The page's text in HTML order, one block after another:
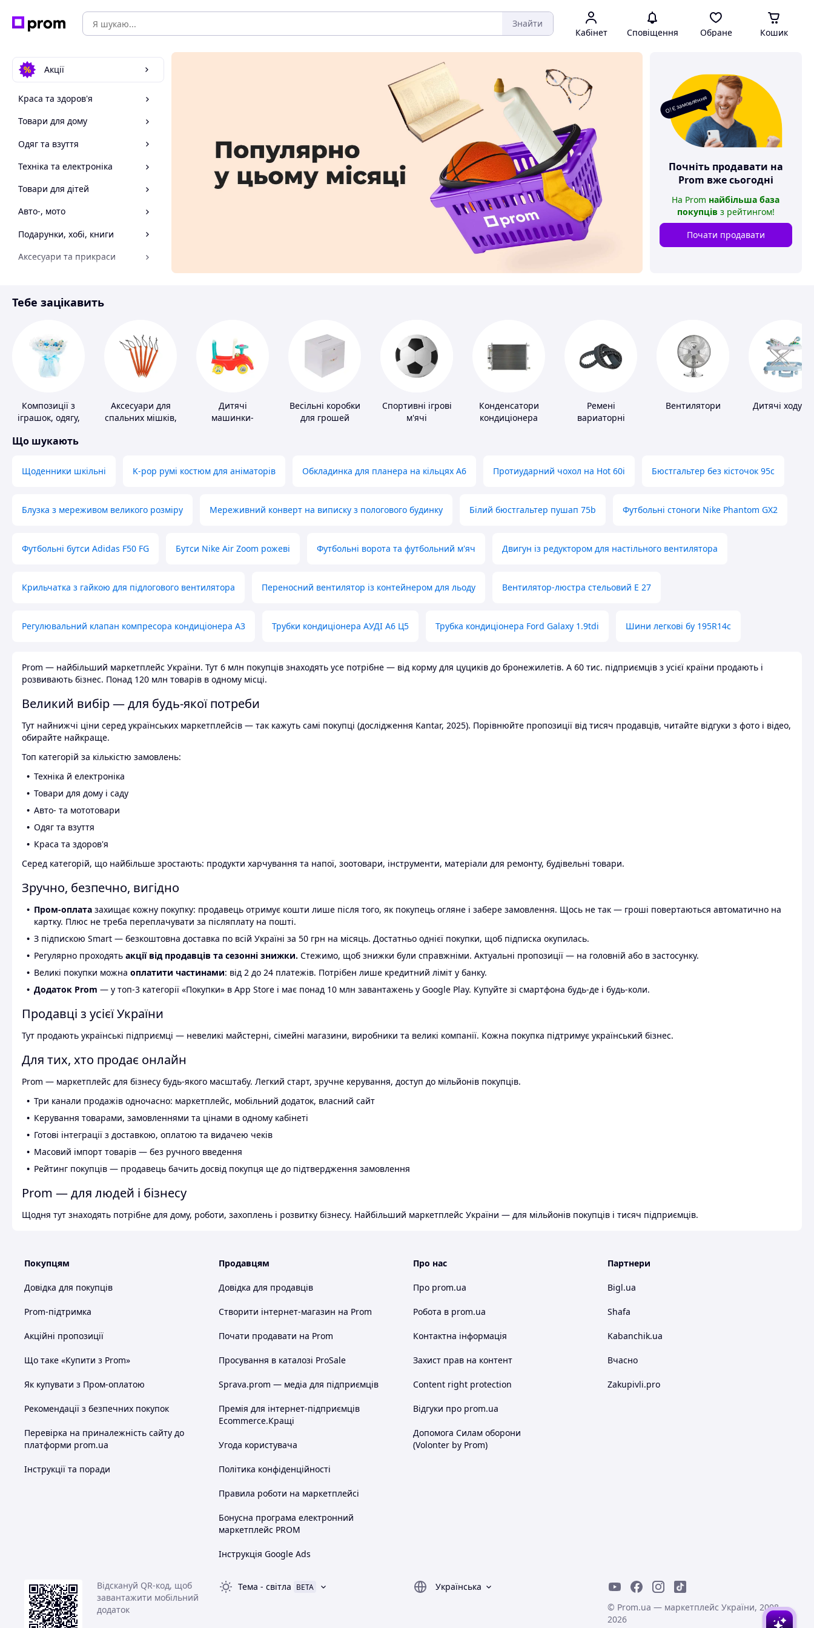
Знайти
Кабінет Сповіщення Обране Кошик
Акції
Краса та здоров'я
Товари для дому
Одяг та взуття
Техніка та електроніка
Товари для дітей
Авто-, мото
Подарунки, хобі, книги
Аксесуари та прикраси
Спорт і відпочинок
О! Є замовлення
Почніть продавати на
Prom вже сьогодні
На Prom найбільша база
покупців з рейтингом!
Почати продавати
Тебе зацікавить
Композиції з
іграшок, одягу,
Аксесуари для
спальних мішків,
Дитячі
машинки-
Весільні коробки
для грошей
Спортивні ігрові
м'ячі
Конденсатори
кондиціонера
Ремені
вариаторні
Вентилятори Дитячі
Що шукають
Щоденники шкільні K-pop румі костюм для аніматорів Обкладинка для планера на кільцях А6 Протиударний чохол на Hot 60i Бюстгальтер без кісточок 95с
Блузка з мереживом великого розміру Мереживний конверт на виписку з пологового будинку Білий бюстгальтер пушап 75b Футбольні стоноги Nike Phantom GX2
Футбольні бутси Adidas F50 FG Бутси Nike Air Zoom рожеві Футбольні ворота та футбольний м'яч Двигун із редуктором для настільного вентилятора
Крильчатка з гайкою для підлогового вентилятора Переносний вентилятор із контейнером для льоду Вентилятор-люстра стельовий E 27
Регулювальний клапан компресора кондиціонера А3 Трубки кондиціонера АУДІ А6 Ц5 Трубка кондиціонера Ford Galaxy 1.9tdi Шини легкові бу 195R14c
Prom — найбільший маркетплейс України. Тут 6 млн покупців знаходять усе потрібне — від корму для цуциків до бронежилетів. А 60 тис. підприємців з усієї країни продають і
розвивають бізнес. Понад 120 млн товарів в одному місці.
Великий вибір — для будь-якої потреби
Тут найнижчі ціни серед українських маркетплейсів — так кажуть самі покупці (дослідження Kantar, 2025). Порівнюйте пропозиції від тисяч продавців, читайте відгуки з фото і відео,
обирайте найкраще.
Топ категорій за кількістю замовлень:
Техніка й електроніка
Товари для дому і саду
Авто- та мототовари
Одяг та взуття
Краса та здоров'я
Серед категорій, що найбільше зростають: продукти харчування та напої, зоотовари, інструменти, матеріали для ремонту, будівельні товари.
Зручно, безпечно, вигідно
Пром-оплата захищає кожну покупку: продавець отримує кошти лише після того, як покупець огляне і забере замовлення. Щось не так — гроші повертаються автоматично на
картку. Плюс не треба переплачувати за післяплату на пошті.
З підпискою Smart — безкоштовна доставка по всій Україні за 50 грн на місяць. Достатньо однієї покупки, щоб підписка окупилась.
Регулярно проходять акції від продавців та сезонні знижки. Стежимо, щоб знижки були справжніми. Актуальні пропозиції — на головній або в застосунку.
Великі покупки можна оплатити частинами: від 2 до 24 платежів. Потрібен лише кредитний ліміт у банку.
Додаток Prom — у топ-3 категорії «Покупки» в App Store і має понад 10 млн завантажень у Google Play. Купуйте зі смартфона будь-де і будь-коли.
Продавці з усієї України
Тут продають українські підприємці — невеликі майстерні, сімейні магазини, виробники та великі компанії. Кожна покупка підтримує український бізнес.
Для тих, хто продає онлайн
Prom — маркетплейс для бізнесу будь-якого масштабу. Легкий старт, зручне керування, доступ до мільйонів покупців.
Три канали продажів одночасно: маркетплейс, мобільний додаток, власний сайт
Керування товарами, замовленнями та цінами в одному кабінеті
Готові інтеграції з доставкою, оплатою та видачею чеків
Масовий імпорт товарів — без ручного введення
Рейтинг покупців — продавець бачить досвід покупця ще до підтвердження замовлення
Prom — для людей і бізнесу
Щодня тут знаходять потрібне для дому, роботи, захоплень і розвитку бізнесу. Найбільший маркетплейс України — для мільйонів покупців і тисяч підприємців.
Покупцям
Довідка для покупців
Prom-підтримка
Акційні пропозиції
Що таке «Купити з Prom»
Як купувати з Пром-оплатою
Рекомендації з безпечних покупок
Перевірка на приналежність сайту до
платформи prom.ua
Інструкції та поради
Продавцям
Довідка для продавців
Створити інтернет-магазин на Prom
Почати продавати на Prom
Просування в каталозі ProSale
Sprava.prom — медіа для підприємців
Премія для інтернет-підприємців
Ecommerce.Кращі
Угода користувача
Політика конфіденційності
Правила роботи на маркетплейсі
Бонусна програма електронний
маркетплейс PROM
Інструкція Google Ads
Про нас
Про prom.ua
Робота в prom.ua
Контактна інформація
Захист прав на контент
Content right protection
Відгуки про prom.ua
Допомога Силам оборони
(Volonter by Prom)
Партнери
Bigl.ua
Shafa
Kabanchik.ua
Вчасно
Zakupivli.pro
Відскануй QR-код, щоб
завантажити мобільний
додаток
Тема - світла BETA
Українська
© Prom.ua — маркетплейс України, 2008-
2026